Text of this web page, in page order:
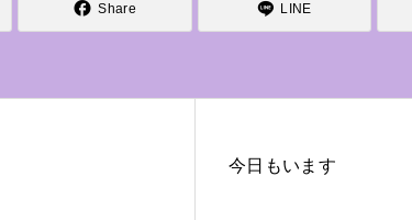
Share LINE
今日もいます